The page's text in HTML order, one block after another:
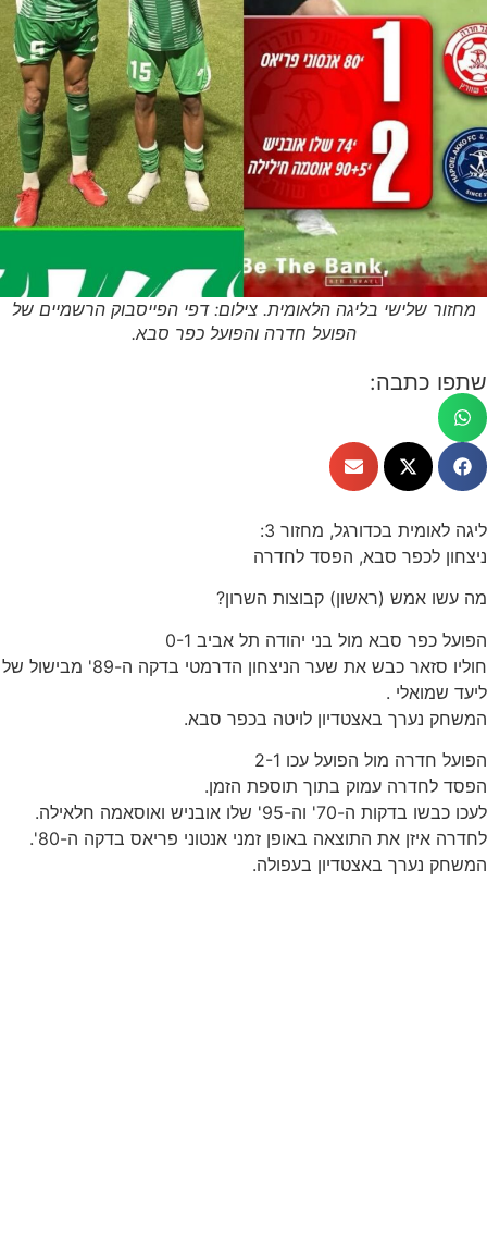
מחזור שלישי בליגה הלאומית. צילום: דפי הפייסבוק הרשמיים של
הפועל חדרה והפועל כפר סבא.
שתפו כתבה:
ליגה לאומית בכדורגל, מחזור 3:
ניצחון לכפר סבא, הפסד לחדרה
מה עשו אמש (ראשון) קבוצות השרון?
הפועל כפר סבא מול בני יהודה תל אביב 0-1
חוליו סזאר כבש את שער הניצחון הדרמטי בדקה ה-89' מבישול של
ליעד שמואלי .
המשחק נערך באצטדיון לויטה בכפר סבא.
הפועל חדרה מול הפועל עכו 2-1
הפסד לחדרה עמוק בתוך תוספת הזמן.
לעכו כבשו בדקות ה-70' וה-95' שלו אובניש ואוסאמה חלאילה.
לחדרה איזן את התוצאה באופן זמני אנטוני פריאס בדקה ה-80'.
המשחק נערך באצטדיון בעפולה.